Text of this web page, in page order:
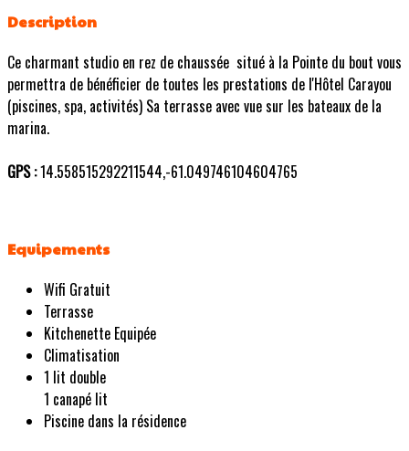
Description
Ce charmant studio en rez de chaussée situé à la Pointe du bout vous
permettra de bénéficier de toutes les prestations de l'Hôtel Carayou
(piscines, spa, activités) Sa terrasse avec vue sur les bateaux de la
marina.
GPS :14.558515292211544,-61.049746104604765
Equipements
Wifi Gratuit
Terrasse
Kitchenette Equipée
Climatisation
1 lit double
1 canapé lit
Piscine dans la résidence